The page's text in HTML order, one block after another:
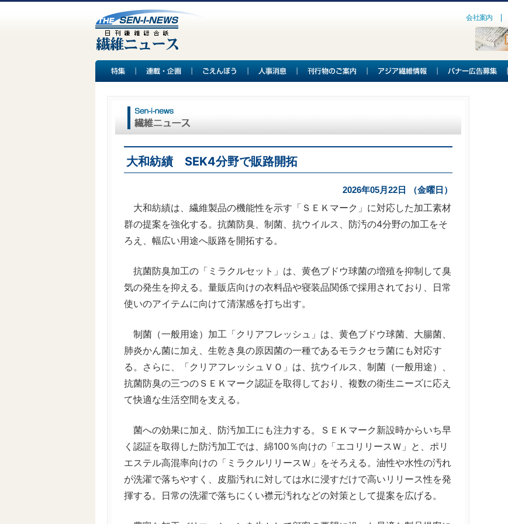
会社案内
大和紡績 SEK4分野で販路開拓
2026年05月22日 （金曜日）
大和紡績は、繊維製品の機能性を示す「ＳＥＫマーク」に対応した加工素材
群の提案を強化する。抗菌防臭、制菌、抗ウイルス、防汚の4分野の加工をそ
ろえ、幅広い用途へ販路を開拓する。
抗菌防臭加工の「ミラクルセット」は、黄色ブドウ球菌の増殖を抑制して臭
気の発生を抑える。量販店向けの衣料品や寝装品関係で採用されており、日常
使いのアイテムに向けて清潔感を打ち出す。
制菌（一般用途）加工「クリアフレッシュ」は、黄色ブドウ球菌、大腸菌、
肺炎かん菌に加え、生乾き臭の原因菌の一種であるモラクセラ菌にも対応す
る。さらに、「クリアフレッシュＶＯ」は、抗ウイルス、制菌（一般用途）、
抗菌防臭の三つのＳＥＫマーク認証を取得しており、複数の衛生ニーズに応え
て快適な生活空間を支える。
菌への効果に加え、防汚加工にも注力する。ＳＥＫマーク新設時からいち早
く認証を取得した防汚加工では、綿100％向けの「エコリリースＷ」と、ポリ
エステル高混率向けの「ミラクルリリースＷ」をそろえる。油性や水性の汚れ
が洗濯で落ちやすく、皮脂汚れに対しては水に浸すだけで高いリリース性を発
揮する。日常の洗濯で落ちにくい襟元汚れなどの対策として提案を広げる。